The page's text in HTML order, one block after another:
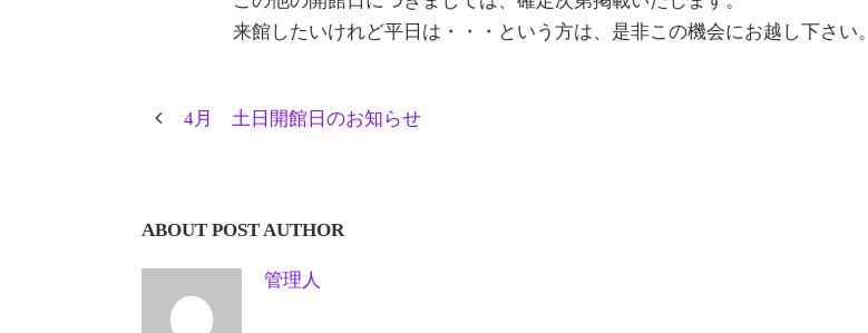
来館したいけれど平日は・・・という方は、是非この機会にお越し下さい。
4月 土日開館日のお知らせ
ABOUT POST AUTHOR
管理人